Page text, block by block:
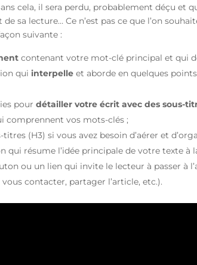
cela, il sera perdu, probablement déçu et
sa lecture… Ce n’est pas ce que l’on
suivante :
contenant votre mot-clé principal et qui
qui interpelle et aborde en quelques
pour détailler votre écrit avec des sous-
comprennent vos mots-clés ;
titres (H3) si vous avez besoin d’aérer et
qui résume l’idée principale de votre texte à
ou un lien qui invite le lecteur à passer à
contacter, partager l’article, etc.).